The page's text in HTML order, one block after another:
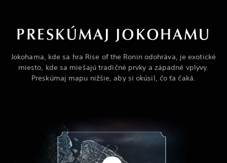
PRESKÚMAJ JOKOHAMU
Jokohama, kde sa hra Rise of the Ronin odohráva, je exotické
miesto, kde sa miešajú tradičné prvky a západné vplyvy.
Preskúmaj mapu nižšie, aby si okúsil, čo ťa čaká.